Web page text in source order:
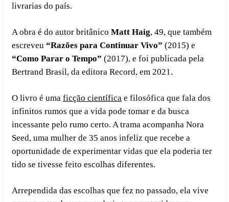
livrarias do país.
A obra é do autor britânico Matt Haig, 49, que também
escreveu “Razões para Continuar Vivo” (2015) e
“Como Parar o Tempo” (2017), e foi publicada pela
Bertrand Brasil, da editora Record, em 2021.
O livro é uma ficção científica e filosófica que fala dos
infinitos rumos que a vida pode tomar e da busca
incessante pelo rumo certo. A trama acompanha Nora
Seed, uma mulher de 35 anos infeliz que recebe a
oportunidade de experimentar vidas que ela poderia ter
tido se tivesse feito escolhas diferentes.
Arrependida das escolhas que fez no passado, ela vive